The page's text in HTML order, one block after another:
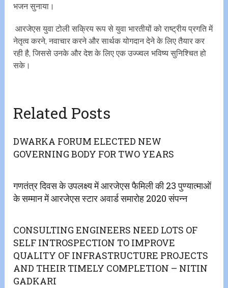
भजन सुनाया।
आरजेएस युवा टोली सक्रिय रूप से युवा भारतीयों को राष्ट्रीय प्रगति में
नेतृत्व करने, नवाचार करने और सार्थक योगदान देने के लिए तैयार कर
रही है, जिससे उनके और देश के लिए एक उज्ज्वल भविष्य सुनिश्चित हो
सके।
Related Posts
DWARKA FORUM ELECTED NEW
GOVERNING BODY FOR TWO YEARS
गणतंत्र दिवस के उपलक्ष्य में आरजेएस फैमिली की 23 पुण्यात्माओं
के सम्मान में आरजेएस स्टार अवार्ड समारोह 2020 संपन्न
CONSULTING ENGINEERS NEED LOTS OF
SELF INTROSPECTION TO IMPROVE
QUALITY OF INFRASTRUCTURE PROJECTS
AND THEIR TIMELY COMPLETION – NITIN
GADKARI